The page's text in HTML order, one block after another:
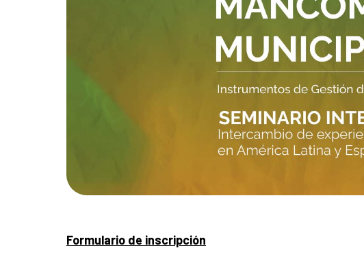
Formulario de inscripción